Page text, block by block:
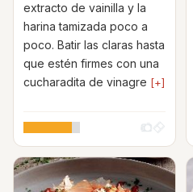
extracto de vainilla y la
harina tamizada poco a
poco. Batir las claras hasta
que estén firmes con una
cucharadita de vinagre [+]